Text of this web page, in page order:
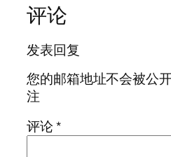
评论
发表回复
您的邮箱地址不会被公开
注
评论*